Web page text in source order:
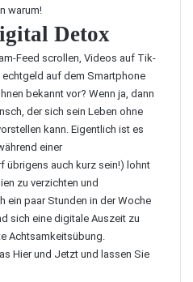
warum!
Detox
Feed scrollen, Videos auf Tik-
auf dem Smartphone
bekannt vor? Wenn ja, dann
der sich sein Leben ohne
kann. Eigentlich ist es
einer
übrigens auch kurz sein!) lohnt
zu verzichten und
ein paar Stunden in der Woche
sich eine digitale Auszeit zu
Achtsamkeitsübung.
Hier und Jetzt und lassen Sie